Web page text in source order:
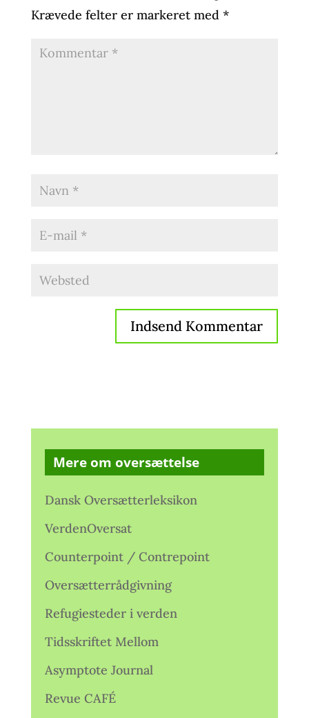
Krævede felter er markeret med *
Mere om oversættelse
Dansk Oversætterleksikon
VerdenOversat
Counterpoint / Contrepoint
Oversætterrådgivning
Refugiesteder i verden
Tidsskriftet Mellom
Asymptote Journal
Revue CAFÉ